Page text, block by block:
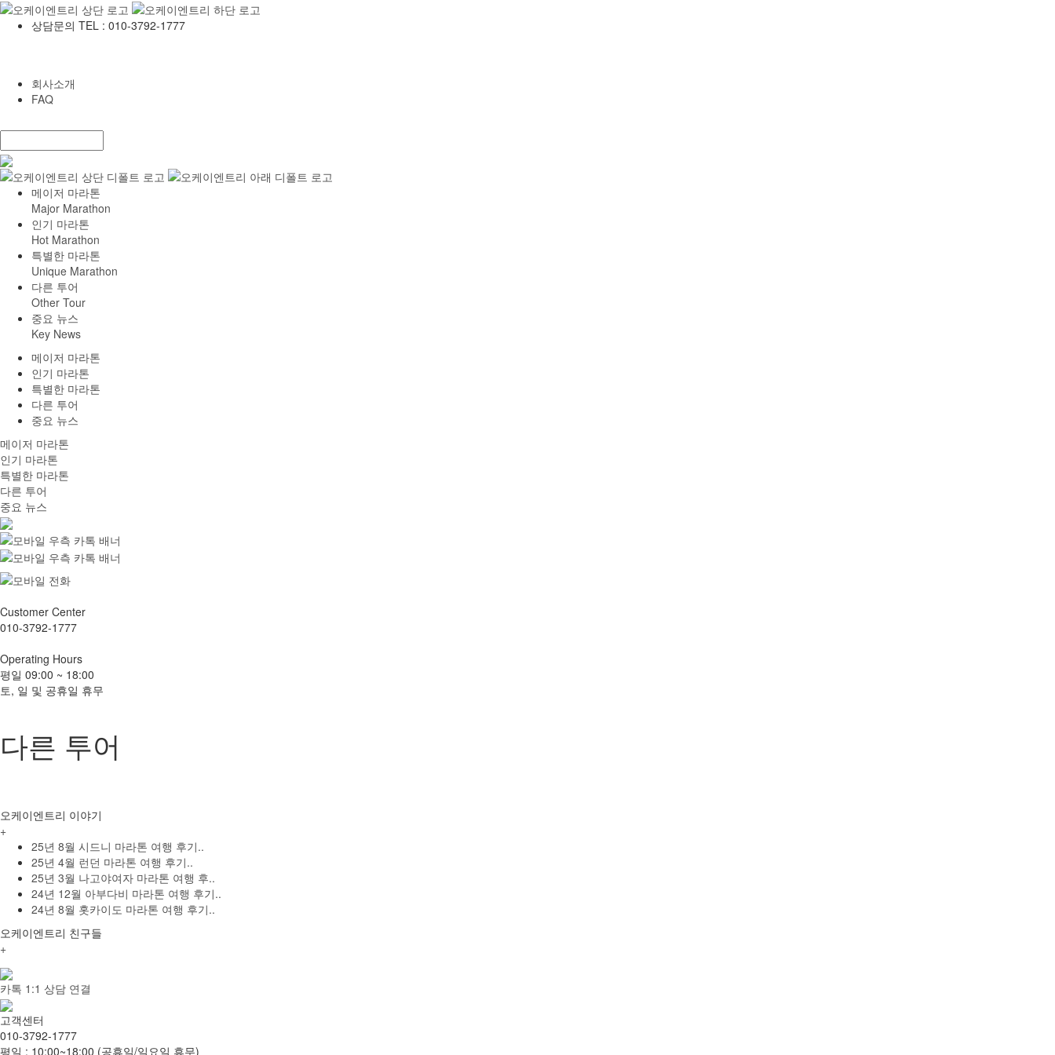
상담문의 TEL : 010-3792-1777
회사소개
FAQ
메이저 마라톤
Major Marathon
인기 마라톤
Hot Marathon
특별한 마라톤
Unique Marathon
다른 투어
Other Tour
중요 뉴스
Key News
메이저 마라톤
인기 마라톤
특별한 마라톤
다른 투어
중요 뉴스
메이저 마라톤
인기 마라톤
특별한 마라톤
다른 투어
중요 뉴스
Customer Center
010-3792-1777
Operating Hours
평일 09:00 ~ 18:00
토, 일 및 공휴일 휴무
다른 투어
오케이엔트리 이야기
+
25년 8월 시드니 마라톤 여행 후기..
25년 4월 런던 마라톤 여행 후기..
25년 3월 나고야여자 마라톤 여행 후..
24년 12월 아부다비 마라톤 여행 후기..
24년 8월 홋카이도 마라톤 여행 후기..
오케이엔트리 친구들
+
카톡 1:1 상담 연결
고객센터
010-3792-1777
평일 : 10:00~18:00 (공휴일/일요일 휴무)